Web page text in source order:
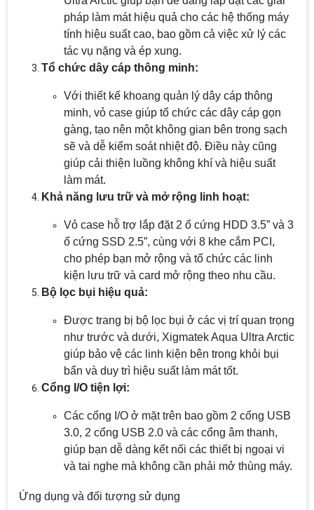
pháp làm mát hiệu quả cho các hệ thống máy
tính hiệu suất cao, bao gồm cả việc xử lý các
tác vụ nặng và ép xung.
Tổ chức dây cáp thông minh:
Với thiết kế khoang quản lý dây cáp thông
minh, vỏ case giúp tổ chức các dây cáp gọn
gàng, tạo nên một không gian bên trong sạch
sẽ và dễ kiểm soát nhiệt độ. Điều này cũng
giúp cải thiện luồng không khí và hiệu suất
làm mát.
Khả năng lưu trữ và mở rộng linh hoạt:
Vỏ case hỗ trợ lắp đặt 2 ổ cứng HDD 3.5” và 3
ổ cứng SSD 2.5”, cùng với 8 khe cắm PCI,
cho phép bạn mở rộng và tổ chức các linh
kiện lưu trữ và card mở rộng theo nhu cầu.
Bộ lọc bụi hiệu quả:
Được trang bị bộ lọc bụi ở các vị trí quan trọng
như trước và dưới, Xigmatek Aqua Ultra Arctic
giúp bảo vệ các linh kiện bên trong khỏi bụi
bẩn và duy trì hiệu suất làm mát tốt.
Cổng I/O tiện lợi:
Các cổng I/O ở mặt trên bao gồm 2 cổng USB
3.0, 2 cổng USB 2.0 và các cổng âm thanh,
giúp bạn dễ dàng kết nối các thiết bị ngoại vi
và tai nghe mà không cần phải mở thùng máy.
Ứng dụng và đối tượng sử dụng